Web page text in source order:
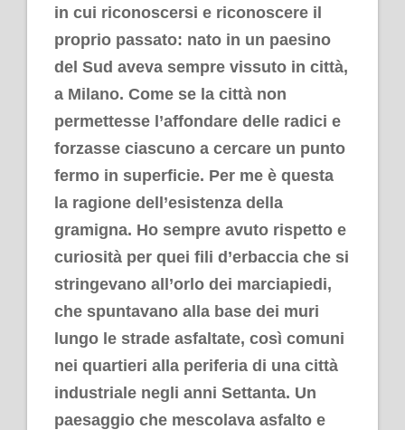
in cui riconoscersi e riconoscere il
proprio passato: nato in un paesino
del Sud aveva sempre vissuto in città,
a Milano. Come se la città non
permettesse l’affondare delle radici e
forzasse ciascuno a cercare un punto
fermo in superficie. Per me è questa
la ragione dell’esistenza della
gramigna. Ho sempre avuto rispetto e
curiosità per quei fili d’erbaccia che si
stringevano all’orlo dei marciapiedi,
che spuntavano alla base dei muri
lungo le strade asfaltate, così comuni
nei quartieri alla periferia di una città
industriale negli anni Settanta. Un
paesaggio che mescolava asfalto e